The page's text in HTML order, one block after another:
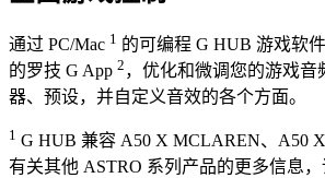
通过 PC/Mac 1 的可编程 G HUB 游戏软
的罗技 G App 2 ，优化和微调您的游戏音
器、预设，并自定义音效的各个方面。
1 G HUB 兼容 A50 X MCLAREN、A50 X
有关其他 ASTRO 系列产品的更多信息，